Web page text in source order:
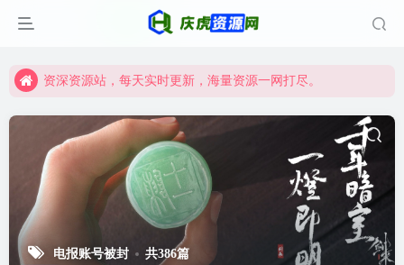
资深资源站，每天实时更新，海量资源一网打尽。
资深资源站，每天实时更新，海量资源一网打尽。
电报账号被封 共386篇